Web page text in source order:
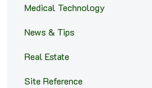
Medical Technology
News & Tips
Real Estate
Site Reference